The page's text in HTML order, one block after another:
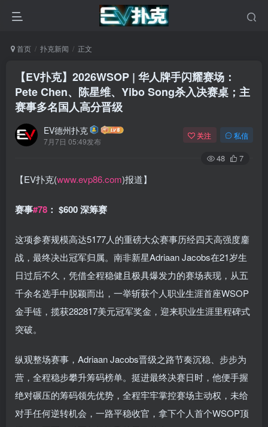
首页 扑克新闻 正文
【EV扑克】2026WSOP | 华人牌手闪耀赛场：
Pete Chen、陈星维、Yibo Song杀入决赛桌；主
赛事多名国人高分晋级
EV德州扑克
7月7日 05:49发布
关注 私信
48 7
【EV扑克(www.evp86.com)报道】
赛事#78 ： $600 深筹赛
这项参赛规模高达5177人的重磅大众赛事历经四天高强度鏖
战，最终决出冠军归属。南非新星Adriaan Jacobs在21岁生
日过后不久，凭借全程稳健且极具爆发力的赛场表现，从五
千余名选手中脱颖而出，一举斩获个人职业生涯首座WSOP
金手链，揽获282817美元冠军奖金，迎来职业生涯里程碑式
突破。
纵观整场赛事，Adriaan Jacobs晋级之路节奏沉稳、步步为
营，全程稳步攀升筹码榜单。挺进最终决赛日时，他便手握
绝对碾压的筹码领先优势，全程牢牢掌控赛场主动权，未给
对手任何逆转机会，一路平稳收官，拿下个人首个WSOP顶